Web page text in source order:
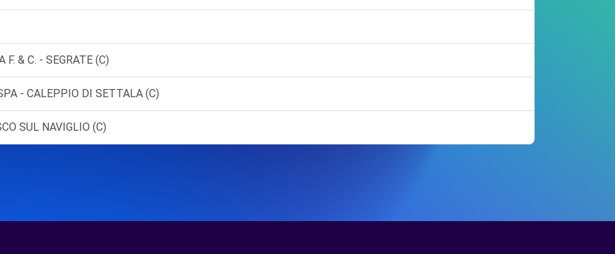
& C. - SEGRATE (C)
- CALEPPIO DI SETTALA (C)
SUL NAVIGLIO (C)